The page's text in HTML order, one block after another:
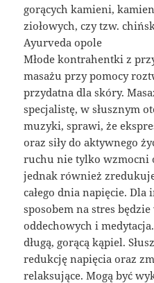
gorących kamieni,
ziołowych, czy tzw.
Ayurveda opole
Młode kontrahentki z
masażu przy pomocy
przydatna dla skóry.
specjalistę, w słusznym
muzyki, sprawi, że
oraz siły do aktywnego
ruchu nie tylko wzmocni
jednak również
całego dnia napięcie.
sposobem na stres
oddechowych i
długą, gorącą kąpiel.
redukcję napięcia oraz
relaksujące. Mogą być